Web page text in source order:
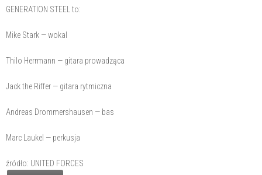
GENERATION STEEL to:
Mike Stark — wokal
Thilo Herrmann — gitara prowadząca
Jack the Riffer — gitara rytmiczna
Andreas Drommershausen — bas
Marc Laukel — perkusja
źródło: UNITED FORCES